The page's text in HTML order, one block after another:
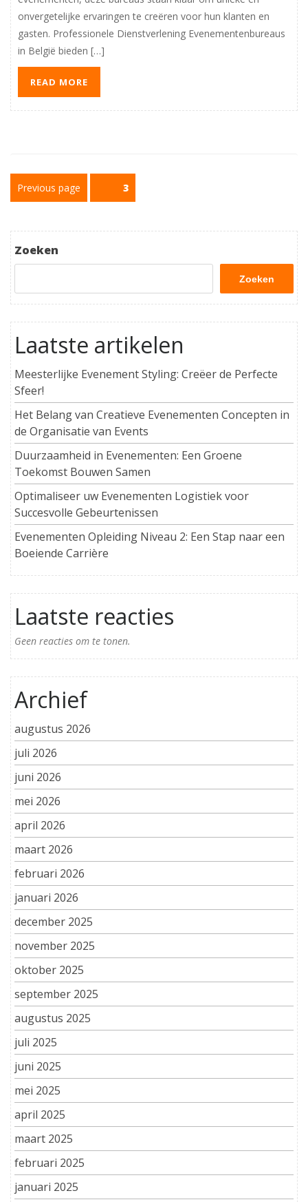
onvergetelijke ervaringen te creëren voor hun klanten en
gasten. Professionele Dienstverlening Evenementenbureaus
in België bieden […]
READ MORE
Berichtnavigatie
Previous page Page3
Zoeken
Zoeken
Laatste artikelen
Meesterlijke Evenement Styling: Creëer de Perfecte
Sfeer!
Het Belang van Creatieve Evenementen Concepten in
de Organisatie van Events
Duurzaamheid in Evenementen: Een Groene
Toekomst Bouwen Samen
Optimaliseer uw Evenementen Logistiek voor
Succesvolle Gebeurtenissen
Evenementen Opleiding Niveau 2: Een Stap naar een
Boeiende Carrière
Laatste reacties
Geen reacties om te tonen.
Archief
augustus 2026
juli 2026
juni 2026
mei 2026
april 2026
maart 2026
februari 2026
januari 2026
december 2025
november 2025
oktober 2025
september 2025
augustus 2025
juli 2025
juni 2025
mei 2025
april 2025
maart 2025
februari 2025
januari 2025